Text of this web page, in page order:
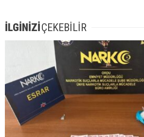
İLGİNİZİÇEKEBİLİR